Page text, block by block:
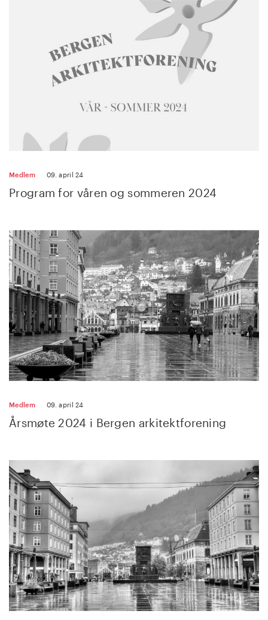
Medlem 09. april 24
Program for våren og sommeren 2024
Medlem 09. april 24
Årsmøte 2024 i Bergen arkitektforening